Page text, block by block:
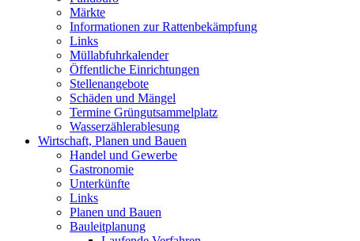
Märkte
Informationen zur Rattenbekämpfung
Links
Müllabfuhrkalender
Öffentliche Einrichtungen
Stellenangebote
Schäden und Mängel
Termine Grüngutsammelplatz
Wasserzählerablesung
Wirtschaft, Planen und Bauen
Handel und Gewerbe
Gastronomie
Unterkünfte
Links
Planen und Bauen
Bauleitplanung